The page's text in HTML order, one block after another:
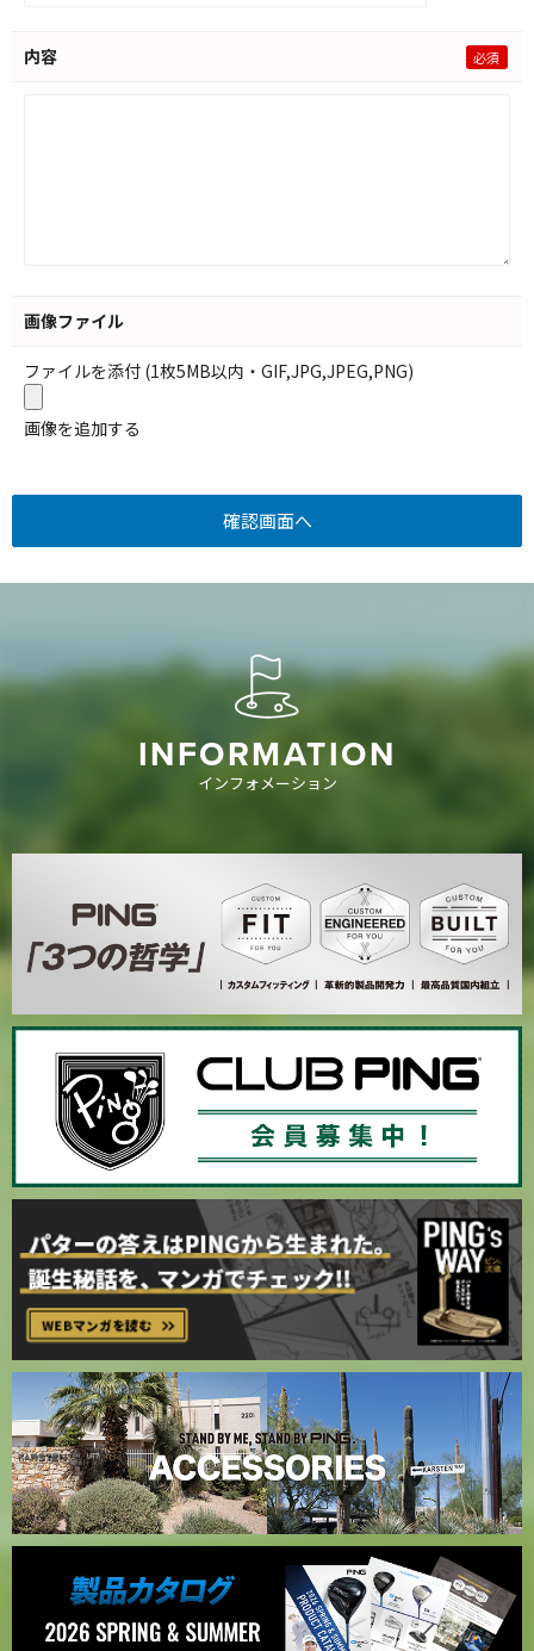
内容
画像ファイル
ファイルを添付 (1枚5MB以内・GIF,JPG,JPEG,PNG)
画像を追加する
INFORMATION
インフォメーション